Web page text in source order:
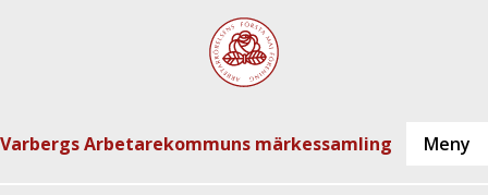
Varbergs Arbetarekommuns märkessamling